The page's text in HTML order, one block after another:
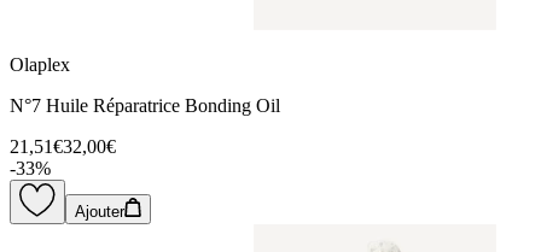
Olaplex
N°7 Huile Réparatrice Bonding Oil
21,51€32,00€
-33%
Ajouter